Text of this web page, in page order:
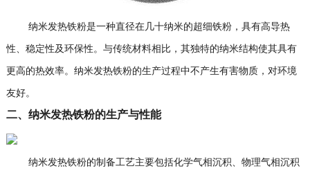
纳米发热铁粉是一种直径在几十纳米的超细铁粉，具有高导热
性、稳定性及环保性。与传统材料相比，其独特的纳米结构使其具有
更高的热效率。纳米发热铁粉的生产过程中不产生有害物质，对环境
友好。
二、纳米发热铁粉的生产与性能
纳米发热铁粉的制备工艺主要包括化学气相沉积、物理气相沉积